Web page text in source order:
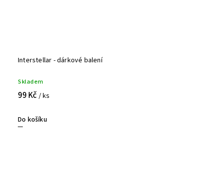
Interstellar - dárkové balení
Skladem
99 Kč / ks
Do košíku